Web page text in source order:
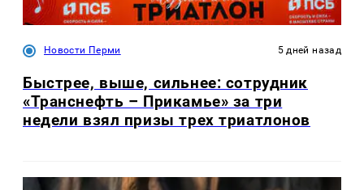
Новости Перми 5 дней назад
Быстрее, выше, сильнее: сотрудник
«Транснефть – Прикамье» за три
недели взял призы трех триатлонов